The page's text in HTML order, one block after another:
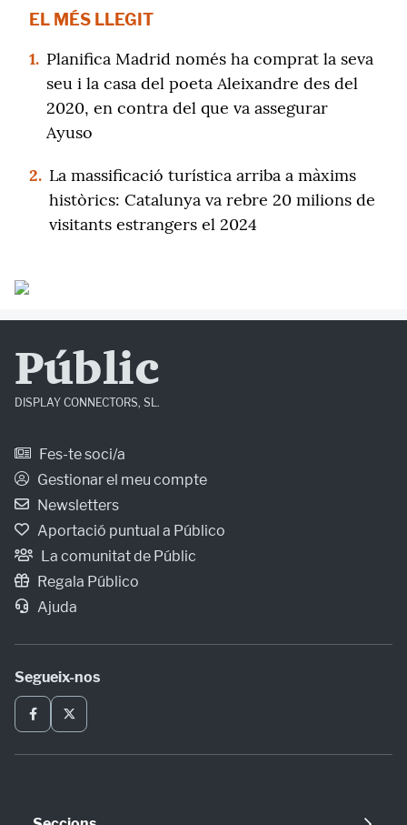
EL MÉS LLEGIT
1. Planifica Madrid només ha comprat la seva
seu i la casa del poeta Aleixandre des del
2020, en contra del que va assegurar
Ayuso
2. La massificació turística arriba a màxims
històrics: Catalunya va rebre 20 milions de
visitants estrangers el 2024
Públic
DISPLAY CONNECTORS, SL.
Fes-te soci/a
Gestionar el meu compte
Newsletters
Aportació puntual a Público
La comunitat de Públic
Regala Público
Ajuda
Segueix-nos